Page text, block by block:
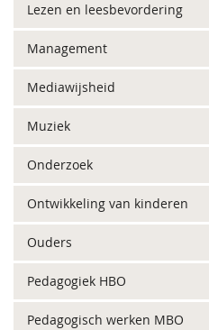
Lezen en leesbevordering
Management
Mediawijsheid
Muziek
Onderzoek
Ontwikkeling van kinderen
Ouders
Pedagogiek HBO
Pedagogisch werken MBO